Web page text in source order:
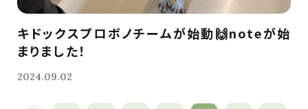
キドックスプロボノチームが始動🙌noteが始
まりました！
2024.09.02